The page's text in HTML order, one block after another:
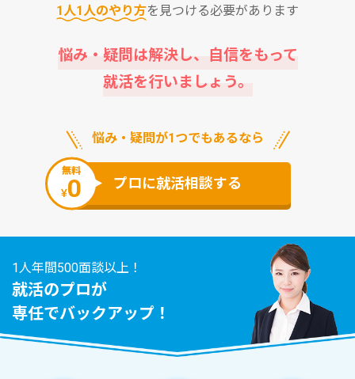
1⼈1⼈のやり⽅を⾒つける必要があります
悩み・疑問は解決し、⾃信をもって
就活を⾏いましょう。
悩み・疑問が1つでもあるなら
無料
¥0 プロに就活相談する
1人年間500面談以上！
就活のプロが
専任でバックアップ！